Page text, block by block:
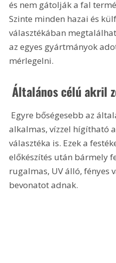
és nem gátolják a fal
Szinte minden hazai és
választékában
az egyes gyártmányok
mérlegelni.
Általános célú akril
alkalmas, vízzel hígítható
választéka is. Ezek a
előkészítés után bármely
rugalmas, UV álló, fényes
bevonatot adnak.